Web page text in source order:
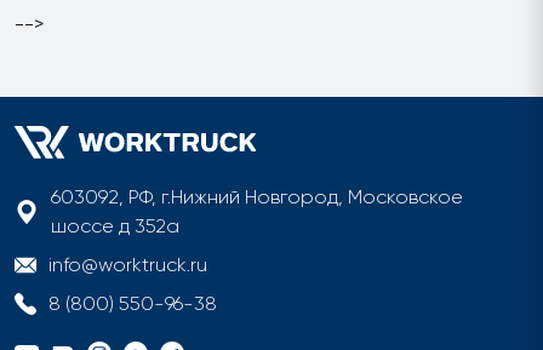
-->
603092, РФ, г.Нижний Новгород, Московское
шоссе д 352а
info@worktruck.ru
8 (800) 550-96-38